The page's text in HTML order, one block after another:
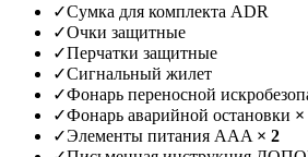
✓Сумка для комплекта ADR
✓Очки защитные
✓Перчатки защитные
✓Сигнальный жилет
✓Фонарь переносной
✓Фонарь аварийной остановки ×
✓Элементы питания AAA × 2